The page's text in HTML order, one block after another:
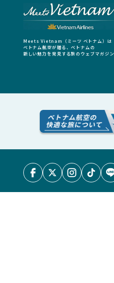
Meets Vietnam（ミーツ ベトナム）は
ベトナム航空が贈る、ベトナムの
新しい魅力を発見する旅のウェブマガジン